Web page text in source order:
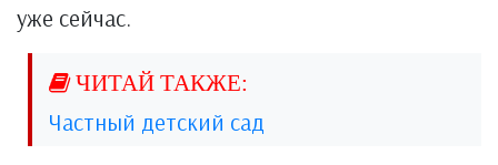
уже сейчас.
Частный детский сад